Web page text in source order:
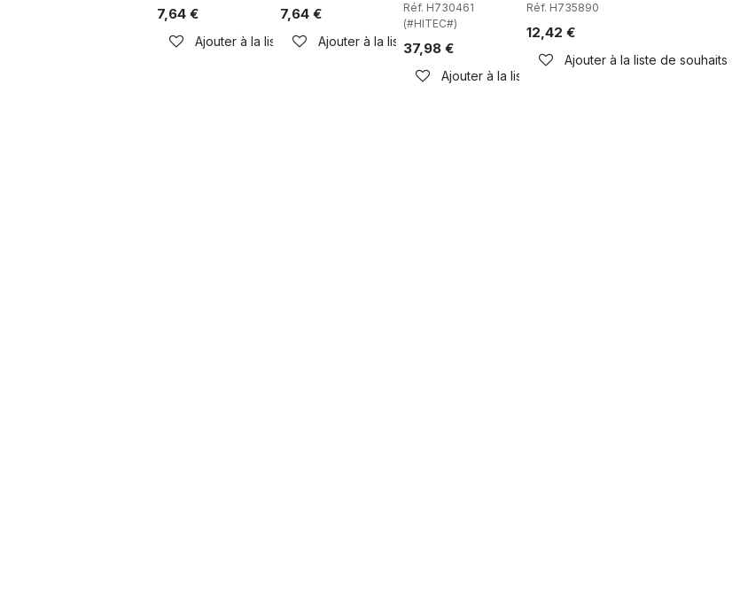
7,64 €
Ajouter à la liste de souhaits
7,64€
Ajouter à la liste de souhaits
Réf. H730461
(#HITEC#)
37,98€
Ajouter à la liste de souhaits
Réf. H735890
12,42 €
Ajouter à la liste de souhaits